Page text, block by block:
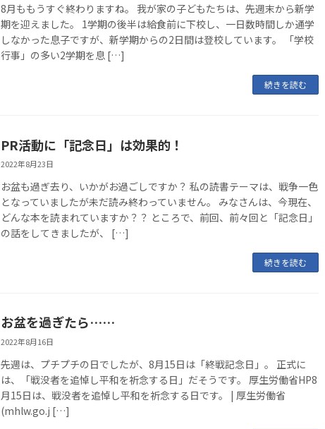
8月ももうすぐ終わりますね。 我が家の子どもたちは、先週末から新学
期を迎えました。 1学期の後半は給食前に下校し、一日数時間しか通学
しなかった息子ですが、新学期からの2日間は登校しています。 「学校
行事」の多い2学期を息 […]
続きを読む
PR活動に「記念日」は効果的！
2022年8月23日
お盆も過ぎ去り、いかがお過ごしですか？ 私の読書テーマは、戦争一色
となっていましたが未だ読み終わっていません。 みなさんは、今現在、
どんな本を読まれていますか？？ ところで、前回、前々回と「記念日」
の話をしてきましたが、 […]
続きを読む
お盆を過ぎたら……
2022年8月16日
先週は、プチプチの日でしたが、8月15日は「終戦記念日」。 正式に
は、「戦没者を追悼し平和を祈念する日」だそうです。 厚生労働省HP8
月15日は、戦没者を追悼し平和を祈念する日です。 | 厚生労働省
(mhlw.go.j […]